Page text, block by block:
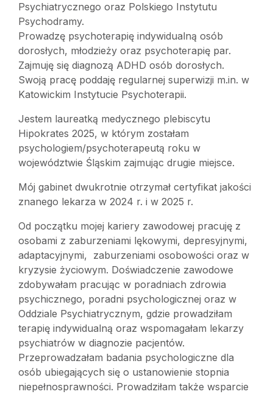
Psychiatrycznego oraz Polskiego Instytutu
Psychodramy.
Prowadzę psychoterapię indywidualną osób
dorosłych, młodzieży oraz psychoterapię par.
Zajmuję się diagnozą ADHD osób dorosłych.
Swoją pracę poddaję regularnej superwizji m.in. w
Katowickim Instytucie Psychoterapii.
Jestem laureatką medycznego plebiscytu
Hipokrates 2025, w którym zostałam
psychologiem/psychoterapeutą roku w
województwie Śląskim zajmując drugie miejsce.
Mój gabinet dwukrotnie otrzymał certyfikat jakości
znanego lekarza w 2024 r. i w 2025 r.
Od początku mojej kariery zawodowej pracuję z
osobami z zaburzeniami lękowymi, depresyjnymi,
adaptacyjnymi, zaburzeniami osobowości oraz w
kryzysie życiowym. Doświadczenie zawodowe
zdobywałam pracując w poradniach zdrowia
psychicznego, poradni psychologicznej oraz w
Oddziale Psychiatrycznym, gdzie prowadziłam
terapię indywidualną oraz wspomagałam lekarzy
psychiatrów w diagnozie pacjentów.
Przeprowadzałam badania psychologiczne dla
osób ubiegających się o ustanowienie stopnia
niepełnosprawności. Prowadziłam także wsparcie